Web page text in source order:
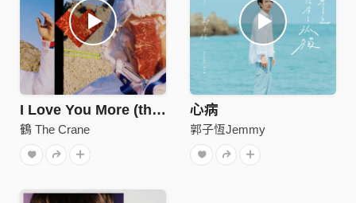
I Love You More (than adore)
鶴 The Crane
心病
郭子恆Jemmy